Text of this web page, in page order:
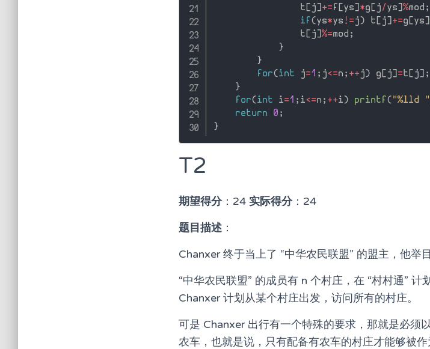
                t
[ j] += f [ys] *g [ j / ys] %mod ;
if (ys*ys != j) t [ j] +=g [ys]
                t
[ j] %=mod ;
}
}
for(int j=1 ; j<=n ; ++ j) g [ j] =t [ j] ;
}
for(int i=1 ; i<=n ; ++i) printf ( "%lld "
return
0 ;
}
T2
期望得分：24 实际得分：24
题目描述 ：
Chanxer 终于当上了 “中华农民联盟” 的盟主，他举
“中华农民联盟” 的成员有 n 个村庄，在 “村村通” 计
Chanxer 计划从某个村庄出发，访问所有的村庄。
可是 Chanxer 出行有一个特殊的要求，那就是必须
农车，也就是说，只有配备有农车的村庄才能够被作